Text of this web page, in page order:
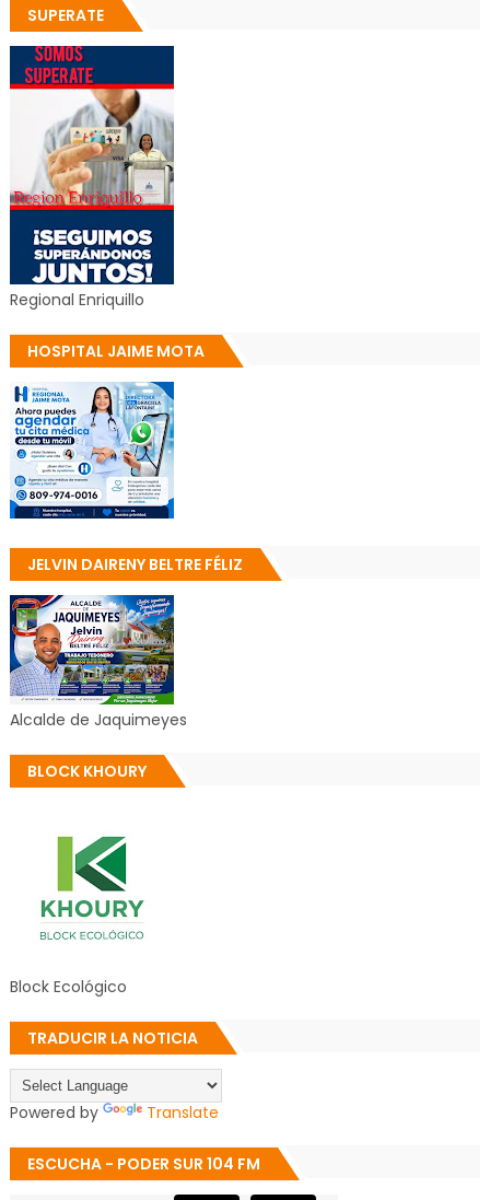
SUPERATE
Regional Enriquillo
HOSPITAL JAIME MOTA
JELVIN DAIRENY BELTRE FÉLIZ
Alcalde de Jaquimeyes
BLOCK KHOURY
Block Ecológico
TRADUCIR LA NOTICIA
Powered by Translate
ESCUCHA - PODER SUR 104 FM